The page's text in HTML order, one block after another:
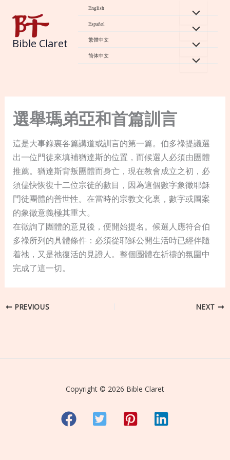
content
Bible Claret
English
Español
繁體中文
简体中文
選舉瑪弟亞和首篇訓言
這是大事錄裏各篇講道或訓言的第一篇。伯多祿提議選
出一位門徒來填補猶達斯的位置，而候選人必須由團體
推薦。猶達斯背叛團體而身亡，現在教會成立之初，必
須儘快恢復十二位宗徒的數目，因為這個數字象徵耶穌
門徒團體的普世性。在當時的宗教文化裏，數字或圖案
的象徵意義極其重大。
在徵詢了團體的意見後，便開始提名。候選人應符合伯
多祿所列的具體條件：必須從耶穌公開生活時已經伴隨
着祂，又是祂復活的見證人。整個團體在祈禱的氛圍中
完成了這一切。
PREVIOUS NEXT
Copyright © 2026 Bible Claret